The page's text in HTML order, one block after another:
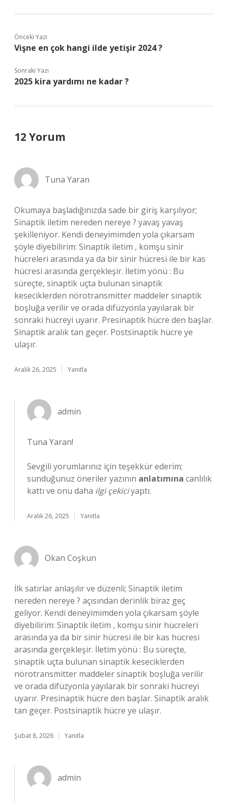
Önceki Yazı
Vişne en çok hangi ilde yetişir 2024 ?
Sonraki Yazı
2025 kira yardımı ne kadar ?
12 Yorum
Tuna Yaran
Okumaya başladığınızda sade bir giriş karşılıyor;
Sinaptik iletim nereden nereye ? yavaş yavaş
şekilleniyor. Kendi deneyimimden yola çıkarsam
şöyle diyebilirim: Sinaptik iletim , komşu sinir
hücreleri arasında ya da bir sinir hücresi ile bir kas
hücresi arasında gerçekleşir. İletim yönü : Bu
süreçte, sinaptik uçta bulunan sinaptik
keseciklerden nörotransmitter maddeler sinaptik
boşluğa verilir ve orada difüzyonla yayılarak bir
sonraki hücreyi uyarır. Presinaptik hücre den başlar.
Sinaptik aralık tan geçer. Postsinaptik hücre ye
ulaşır.
Aralık 26, 2025 Yanıtla
admin
Tuna Yaran!
Sevgili yorumlarınız için teşekkür ederim;
sunduğunuz öneriler yazının anlatımına canlılık
kattı ve onu daha ilgi çekiciyaptı.
Aralık 26, 2025 Yanıtla
Okan Coşkun
İlk satırlar anlaşılır ve düzenli; Sinaptik iletim
nereden nereye ? açısından derinlik biraz geç
geliyor. Kendi deneyimimden yola çıkarsam şöyle
diyebilirim: Sinaptik iletim , komşu sinir hücreleri
arasında ya da bir sinir hücresi ile bir kas hücresi
arasında gerçekleşir. İletim yönü : Bu süreçte,
sinaptik uçta bulunan sinaptik keseciklerden
nörotransmitter maddeler sinaptik boşluğa verilir
ve orada difüzyonla yayılarak bir sonraki hücreyi
uyarır. Presinaptik hücre den başlar. Sinaptik aralık
tan geçer. Postsinaptik hücre ye ulaşır.
Şubat 8, 2026 Yanıtla
admin